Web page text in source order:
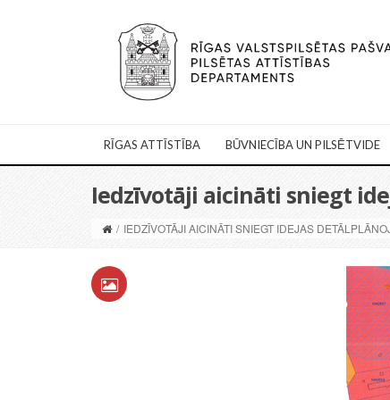
RĪGAS ATTĪSTĪBA BŪVNIECĪBA UN PILSĒTVIDE
Iedzīvotāji aicināti sniegt
/ IEDZĪVOTĀJI AICINĀTI SNIEGT IDEJAS